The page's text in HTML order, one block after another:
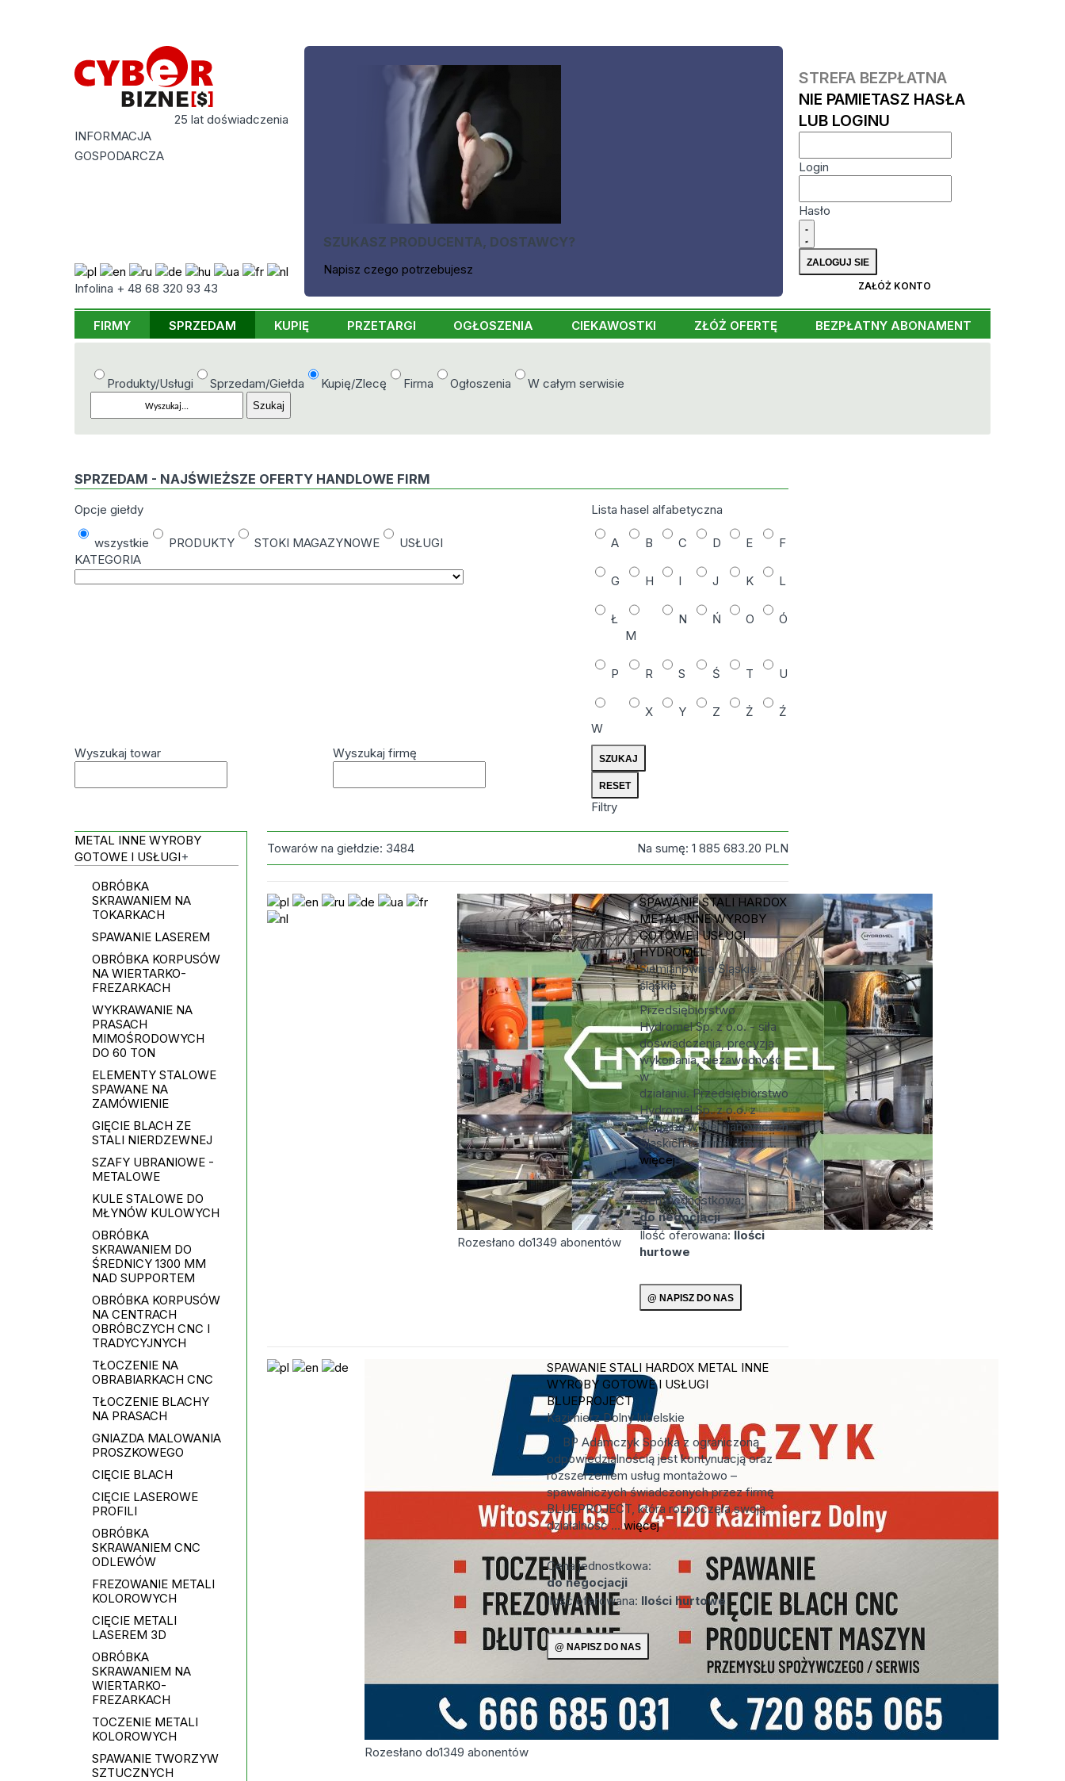
25 lat doświadczenia
INFORMACJA
GOSPODARCZA
Infolina + 48 68 320 93 43
SZUKASZ PRODUCENTA, DOSTAWCY?
Napisz czego potrzebujesz
STREFA BEZPŁATNA
NIE PAMIETASZ HASŁA
LUB LOGINU
Login
Hasło
ZAŁÓŻ KONTO
FIRMY SPRZEDAM KUPIĘ PRZETARGI OGŁOSZENIA CIEKAWOSTKI ZŁÓŻ OFERTĘ BEZPŁATNY ABONAMENT
Produkty/Usługi Sprzedam/Giełda Kupię/Zlecę Firma Ogłoszenia W całym serwisie
SPRZEDAM - NAJŚWIEŻSZE OFERTY HANDLOWE FIRM
Opcje giełdy
wszystkie PRODUKTY STOKI MAGAZYNOWE
USŁUGI
KATEGORIA
Lista hasel alfabetyczna
A B C D E F
G H I J K L
Ł
M
N Ń O Ó
P R S Ś T U
W
X Y Z Ż Ź
Wyszukaj towar Wyszukaj firmę
Filtry
METAL INNE WYROBY
GOTOWE I USŁUGI+
OBRÓBKA
SKRAWANIEM NA
TOKARKACH
SPAWANIE LASEREM
OBRÓBKA KORPUSÓW
NA WIERTARKO-
FREZARKACH
WYKRAWANIE NA
PRASACH
MIMOŚRODOWYCH
DO 60 TON
ELEMENTY STALOWE
SPAWANE NA
ZAMÓWIENIE
GIĘCIE BLACH ZE
STALI NIERDZEWNEJ
SZAFY UBRANIOWE -
METALOWE
KULE STALOWE DO
MŁYNÓW KULOWYCH
OBRÓBKA
SKRAWANIEM DO
ŚREDNICY 1300 MM
NAD SUPPORTEM
OBRÓBKA KORPUSÓW
NA CENTRACH
OBRÓBCZYCH CNC I
TRADYCYJNYCH
TŁOCZENIE NA
OBRABIARKACH CNC
TŁOCZENIE BLACHY
NA PRASACH
GNIAZDA MALOWANIA
PROSZKOWEGO
CIĘCIE BLACH
CIĘCIE LASEROWE
PROFILI
OBRÓBKA
SKRAWANIEM CNC
ODLEWÓW
FREZOWANIE METALI
KOLOROWYCH
CIĘCIE METALI
LASEREM 3D
OBRÓBKA
SKRAWANIEM NA
WIERTARKO-
FREZARKACH
TOCZENIE METALI
KOLOROWYCH
SPAWANIE TWORZYW
SZTUCZNYCH
Towarów na giełdzie: 3484 Na sumę: 1 885 683.20 PLN
Rozesłano do1349 abonentów
SPAWANIE STALI HARDOX
METAL INNE WYROBY
GOTOWE I USŁUGI
HYDROMEL
Siemianowice Śląskie
śląskie
Przedsiębiorstwo
Hydromel Sp. z o.o. - siła
doświadczenia, precyzja
wykonania, niezawodność
w
działaniu. Przedsiębiorstwo
Hydromel Sp. z o.o. z
siedzibą w Siemianowicach
Śląskich to firma, która ...
więcej
Cena jednostkowa:
do negocjacji
Ilość oferowana:Ilości
hurtowe
Rozesłano do1349 abonentów
SPAWANIE STALI HARDOX METAL INNE
WYROBY GOTOWE I USŁUGI
BLUEPROJECT
Kazimierz Dolnylubelskie
BP Adamczyk Spółka z ograniczoną
odpowiedzialnością jest kontynuacją oraz
rozszerzeniem usług montażowo –
spawalniczych świadczonych przez firmę
BLUEPROJECT, która rozpoczęła swoją
działalność ...więcej
Cena jednostkowa:
do negocjacji
Ilość oferowana: Ilości hurtowe